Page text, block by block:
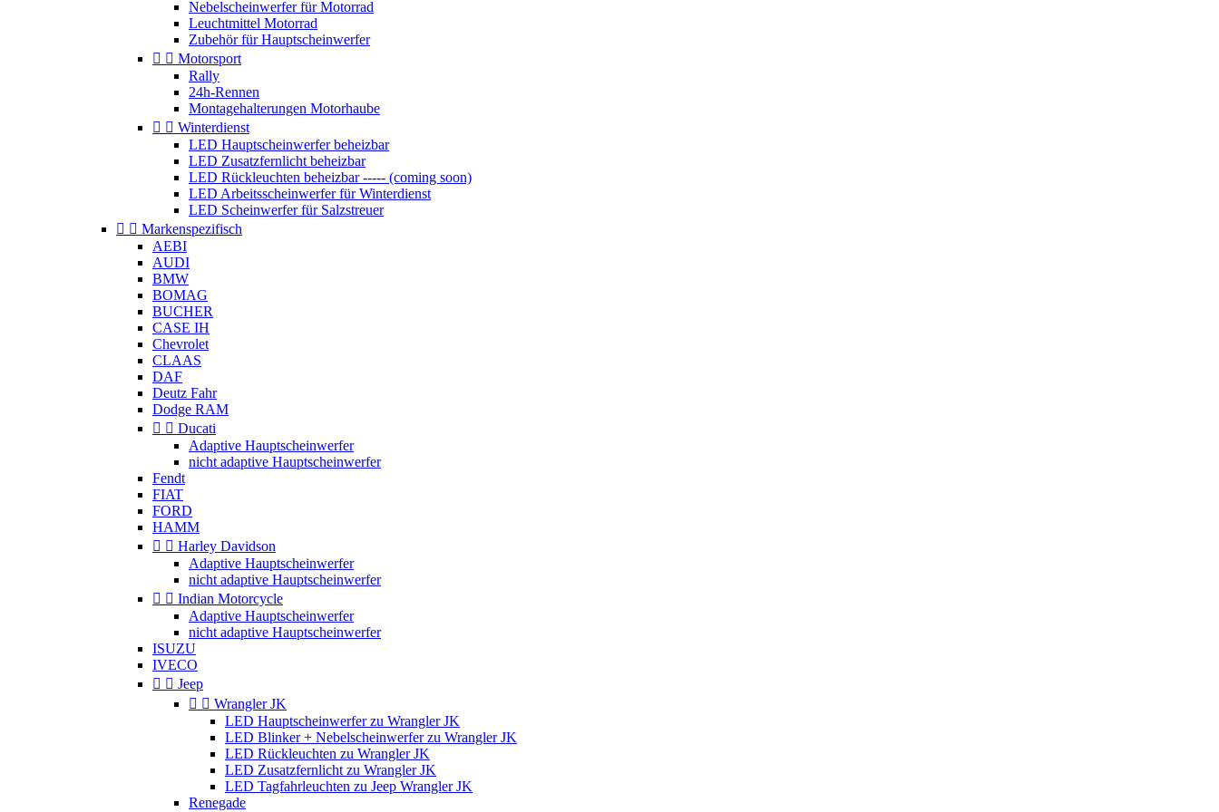
Nebelscheinwerfer für Motorrad
Leuchtmittel Motorrad
Zubehör für Hauptscheinwerfer
  Motorsport
Rally
24h-Rennen
Montagehalterungen Motorhaube
  Winterdienst
LED Hauptscheinwerfer beheizbar
LED Zusatzfernlicht beheizbar
LED Rückleuchten beheizbar ----- (coming soon)
LED Arbeitsscheinwerfer für Winterdienst
LED Scheinwerfer für Salzstreuer
  Markenspezifisch
AEBI
AUDI
BMW
BOMAG
BUCHER
CASE IH
Chevrolet
CLAAS
DAF
Deutz Fahr
Dodge RAM
  Ducati
Adaptive Hauptscheinwerfer
nicht adaptive Hauptscheinwerfer
Fendt
FIAT
FORD
HAMM
  Harley Davidson
Adaptive Hauptscheinwerfer
nicht adaptive Hauptscheinwerfer
  Indian Motorcycle
Adaptive Hauptscheinwerfer
nicht adaptive Hauptscheinwerfer
ISUZU
IVECO
  Jeep
  Wrangler JK
LED Hauptscheinwerfer zu Wrangler JK
LED Blinker + Nebelscheinwerfer zu Wrangler JK
LED Rückleuchten zu Wrangler JK
LED Zusatzfernlicht zu Wrangler JK
LED Tagfahrleuchten zu Jeep Wrangler JK
Renegade